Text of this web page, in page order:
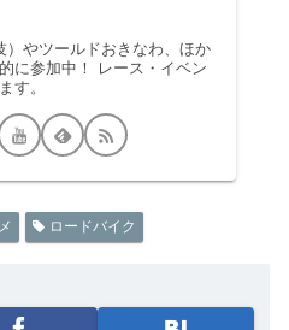
やツールドおきなわ、ほか
に参加中！ レース・イベン
す。
ロードバイク